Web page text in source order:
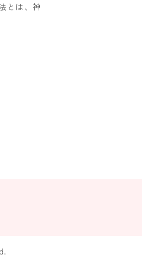
とは、神